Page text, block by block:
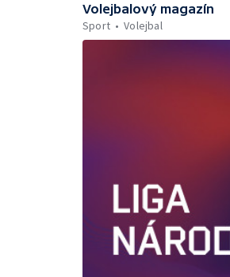
Volejbalový magazín
Sport
Volejbal